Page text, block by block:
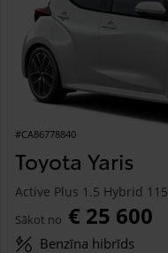
#CA86778840
Toyota Yaris
Active Plus 1.5 Hybrid
Sākot no € 25 600
Benzīna hibrīds